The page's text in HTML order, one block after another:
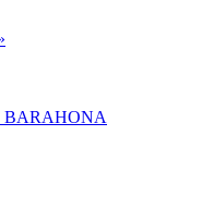
BARAHONA